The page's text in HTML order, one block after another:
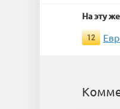
На эту
12